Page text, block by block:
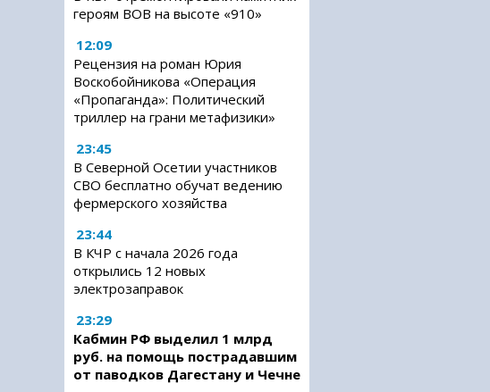
героям ВОВ на высоте «910»
12:09
Рецензия на роман Юрия
Воскобойникова «Операция
«Пропаганда»: Политический
триллер на грани метафизики»
23:45
В Северной Осетии участников
СВО бесплатно обучат ведению
фермерского хозяйства
23:44
В КЧР с начала 2026 года
открылись 12 новых
электрозаправок
23:29
Кабмин РФ выделил 1 млрд
руб. на помощь пострадавшим
от паводков Дагестану и Чечне